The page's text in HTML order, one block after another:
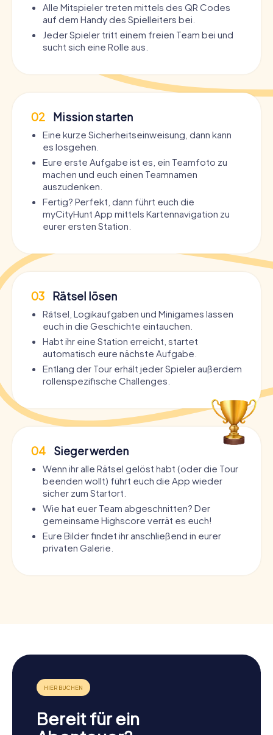
Alle Mitspieler treten mittels des QR Codes
auf dem Handy des Spielleiters bei.
Jeder Spieler tritt einem freien Team bei und
sucht sich eine Rolle aus.
02 Mission starten
Eine kurze Sicherheitseinweisung, dann kann
es losgehen.
Eure erste Aufgabe ist es, ein Teamfoto zu
machen und euch einen Teamnamen
auszudenken.
Fertig? Perfekt, dann führt euch die
myCityHunt App mittels Kartennavigation zu
eurer ersten Station.
03 Rätsel lösen
Rätsel, Logikaufgaben und Minigames lassen
euch in die Geschichte eintauchen.
Habt ihr eine Station erreicht, startet
automatisch eure nächste Aufgabe.
Entlang der Tour erhält jeder Spieler außerdem
rollenspezifische Challenges.
04 Sieger werden
Wenn ihr alle Rätsel gelöst habt (oder die Tour
beenden wollt) führt euch die App wieder
sicher zum Startort.
Wie hat euer Team abgeschnitten? Der
gemeinsame Highscore verrät es euch!
Eure Bilder findet ihr anschließend in eurer
privaten Galerie.
Bereit für ein